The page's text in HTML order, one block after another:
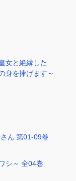
女と絶縁した
身を捧げます～
ん 第01-09巻
シ～ 全04巻